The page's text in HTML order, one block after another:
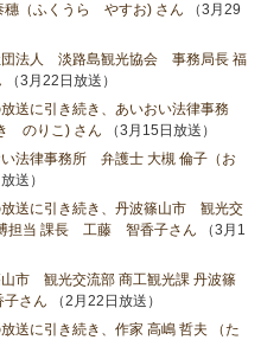
（ふくうら やすお) さん （3月29
団法人 淡路島観光協会 事務局長 福
（3月22日放送）
送に引き続き、あいおい法律事務
のりこ) さん （3月15日放送）
法律事務所 弁護士 大槻 倫子（お
送）
送に引き続き、丹波篠山市 観光交
担当 課長 工藤 智香子さん （3月1
市 観光交流部 商工観光課 丹波篠
さん （2月22日放送）
送に引き続き、作家 高嶋 哲夫 （た